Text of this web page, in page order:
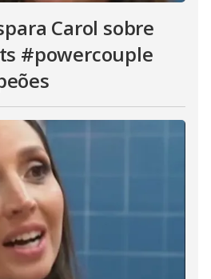
Carol sobre
#powercouple